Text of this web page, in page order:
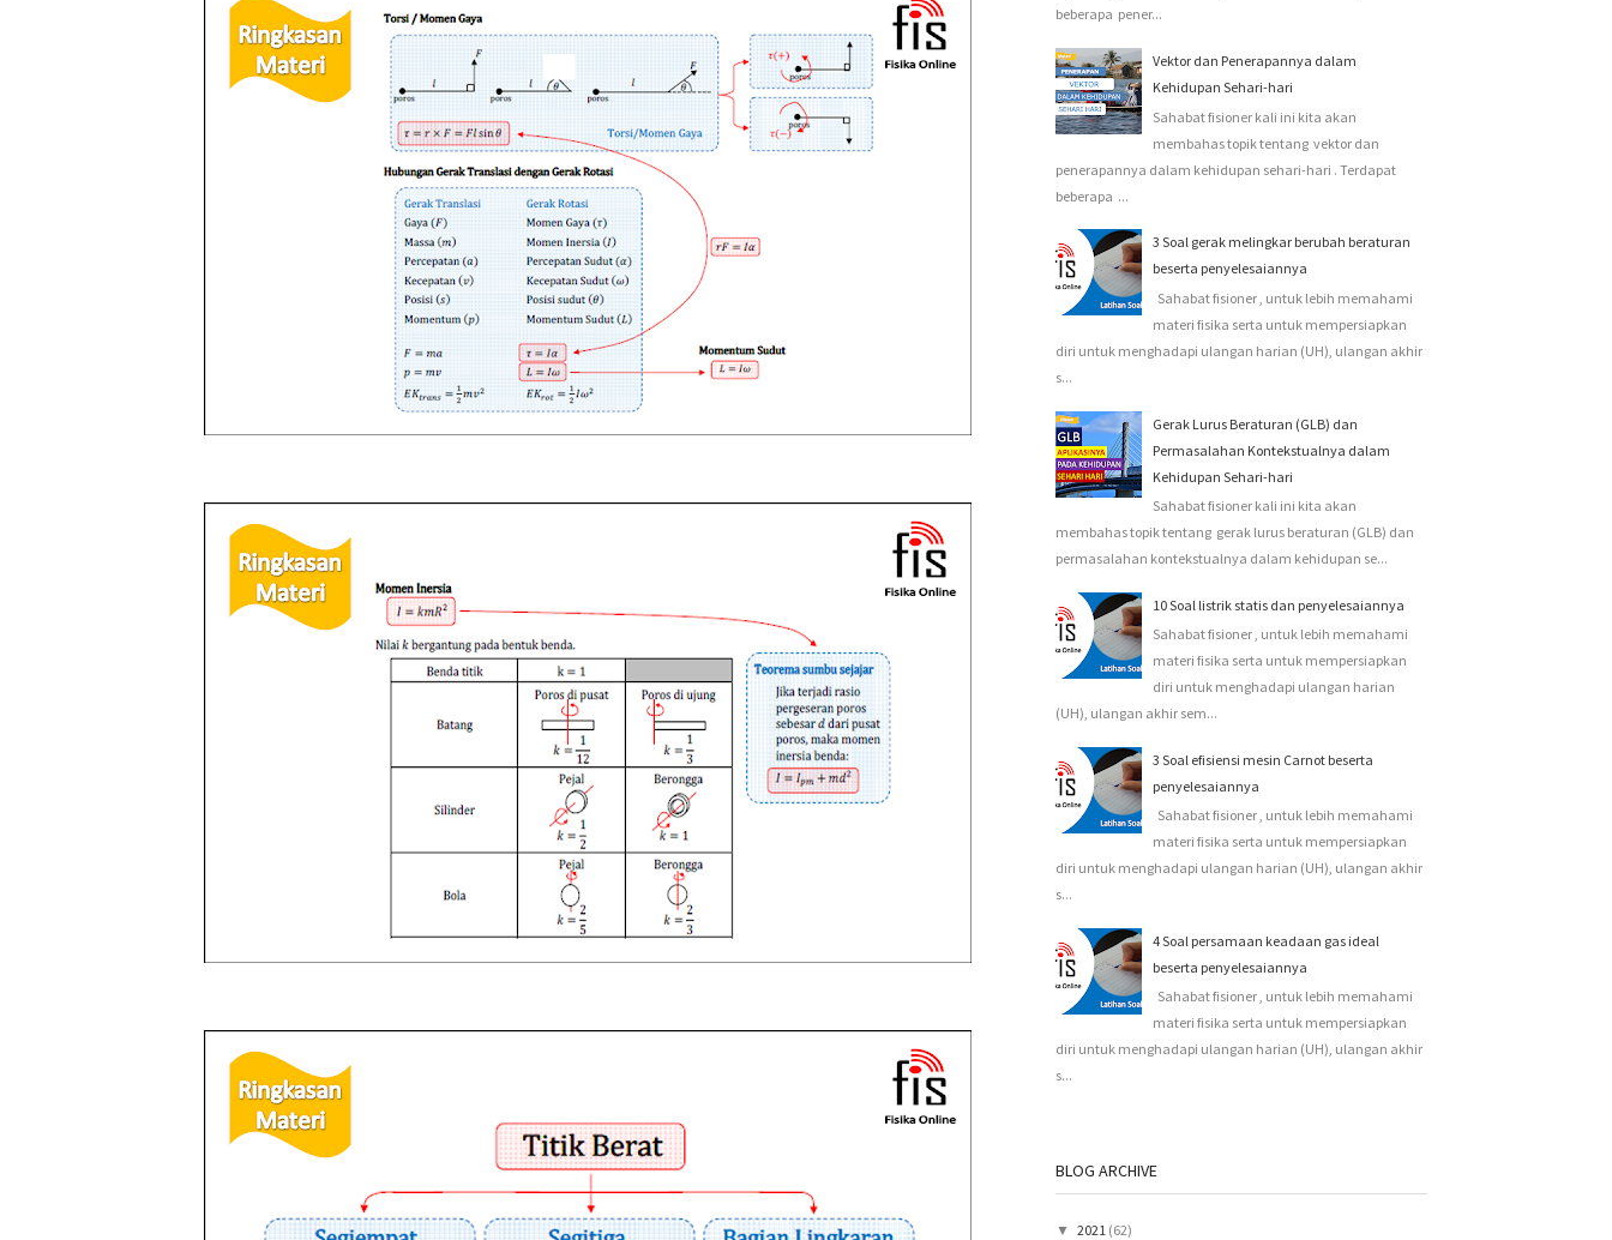
beberapa pener...
Vektor dan Penerapannya dalam
Kehidupan Sehari-hari
Sahabat fisioner kali ini kita akan
membahas topik tentang vektor dan
penerapannya dalam kehidupan sehari-hari . Terdapat
beberapa ...
3 Soal gerak melingkar berubah beraturan
beserta penyelesaiannya
Sahabat fisioner , untuk lebih memahami
materi fisika serta untuk mempersiapkan
diri untuk menghadapi ulangan harian (UH), ulangan akhir
s...
Gerak Lurus Beraturan (GLB) dan
Permasalahan Kontekstualnya dalam
Kehidupan Sehari-hari
Sahabat fisioner kali ini kita akan
membahas topik tentang gerak lurus beraturan (GLB) dan
permasalahan kontekstualnya dalam kehidupan se...
10 Soal listrik statis dan penyelesaiannya
Sahabat fisioner , untuk lebih memahami
materi fisika serta untuk mempersiapkan
diri untuk menghadapi ulangan harian
(UH), ulangan akhir sem...
3 Soal efisiensi mesin Carnot beserta
penyelesaiannya
Sahabat fisioner , untuk lebih memahami
materi fisika serta untuk mempersiapkan
diri untuk menghadapi ulangan harian (UH), ulangan akhir
s...
4 Soal persamaan keadaan gas ideal
beserta penyelesaiannya
Sahabat fisioner , untuk lebih memahami
materi fisika serta untuk mempersiapkan
diri untuk menghadapi ulangan harian (UH), ulangan akhir
s...
BLOG ARCHIVE
▼ 2021 (62)